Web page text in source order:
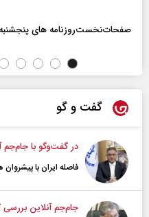
صفحات‌نخست‌روزنامه ها‌ی پنجشنبه‌۱۵ مردادماه
گفت و گو
در گفت‌و‌گو با
فاصله ایران با
جام‌جم آنلاین بررسی